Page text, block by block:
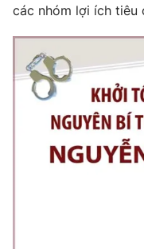
® Cấm sao chép dưới
thuận bằng văn bản.
các nhóm lợi ích tiêu